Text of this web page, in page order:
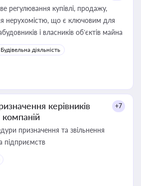
регулювання купівлі, продажу,
нерухомістю, що є ключовим для
і власників об’єктів майна
Будівельна діяльність
керівників
+7
призначення та звільнення
підприємств